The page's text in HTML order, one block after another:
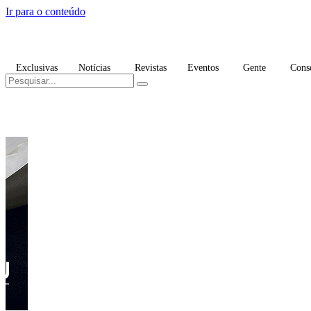
Ir para o conteúdo
Exclusivas Notícias Revistas Eventos Gente